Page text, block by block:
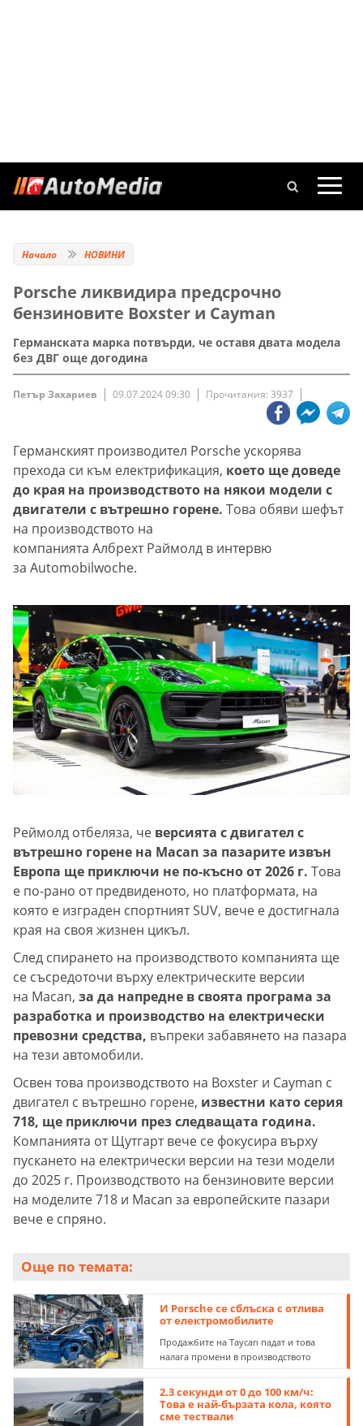
Начало НОВИНИ
Porsche ликвидира предсрочно
бензиновите Boxster и Cayman
Германската марка потвърди, че оставя двата модела
без ДВГ още догодина
Петър Захариев 09.07.2024 09:30 Прочитания: 3937
Германският производител Porsche ускорява
прехода си към електрификация, което ще доведе
до края на производството на някои модели с
двигатели с вътрешно горене. Това обяви шефът
на производството на
компанията Албрехт Раймолд в интервю
за Automobilwoche.
Реймолд отбеляза, че версията с двигател с
вътрешно горене на Macan за пазарите извън
Европа ще приключи не по-късно от 2026 г. Това
е по-рано от предвиденото, но платформата, на
която е изграден спортният SUV, вече е достигнала
края на своя жизнен цикъл.
След спирането на производството компанията ще
се съсредоточи върху електрическите версии
на Macan, за да напредне в своята програма за
разработка и производство на електрически
превозни средства, въпреки забавянето на пазара
на тези автомобили.
Освен това производството на Boxster и Cayman с
двигател с вътрешно горене, известни като серия
718, ще приключи през следващата година.
Компанията от Щутгарт вече се фокусира върху
пускането на електрически версии на тези модели
до 2025 г. Производството на бензиновите версии
на моделите 718 и Macan за европейските пазари
вече е спряно.
Още по темата:
И Porsche се сблъска с отлива
от електромобилите
Продажбите на Taycan падат и това
налага промени в производството
2.3 секунди от 0 до 100 км/ч:
Това е най-бързата кола, която
сме тествали